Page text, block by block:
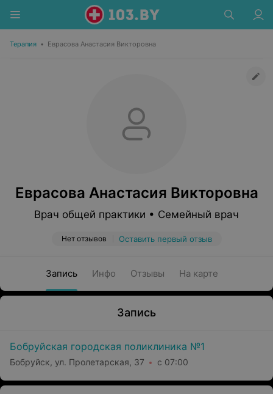
Терапия • Еврасова Анастасия Викторовна
Еврасова Анастасия Викторовна
Врач общей практики • Семейный врач
Нет отзывов Оставить первый отзыв
Запись Инфо Отзывы На карте
Запись
Бобруйская городская поликлиника №1
Бобруйск, ул. Пролетарская, 37 с 07:00